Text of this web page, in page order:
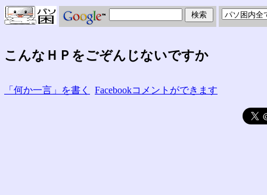
こんなＨＰをごぞんじないですか
「何か一言」を書く Facebookコメントができます